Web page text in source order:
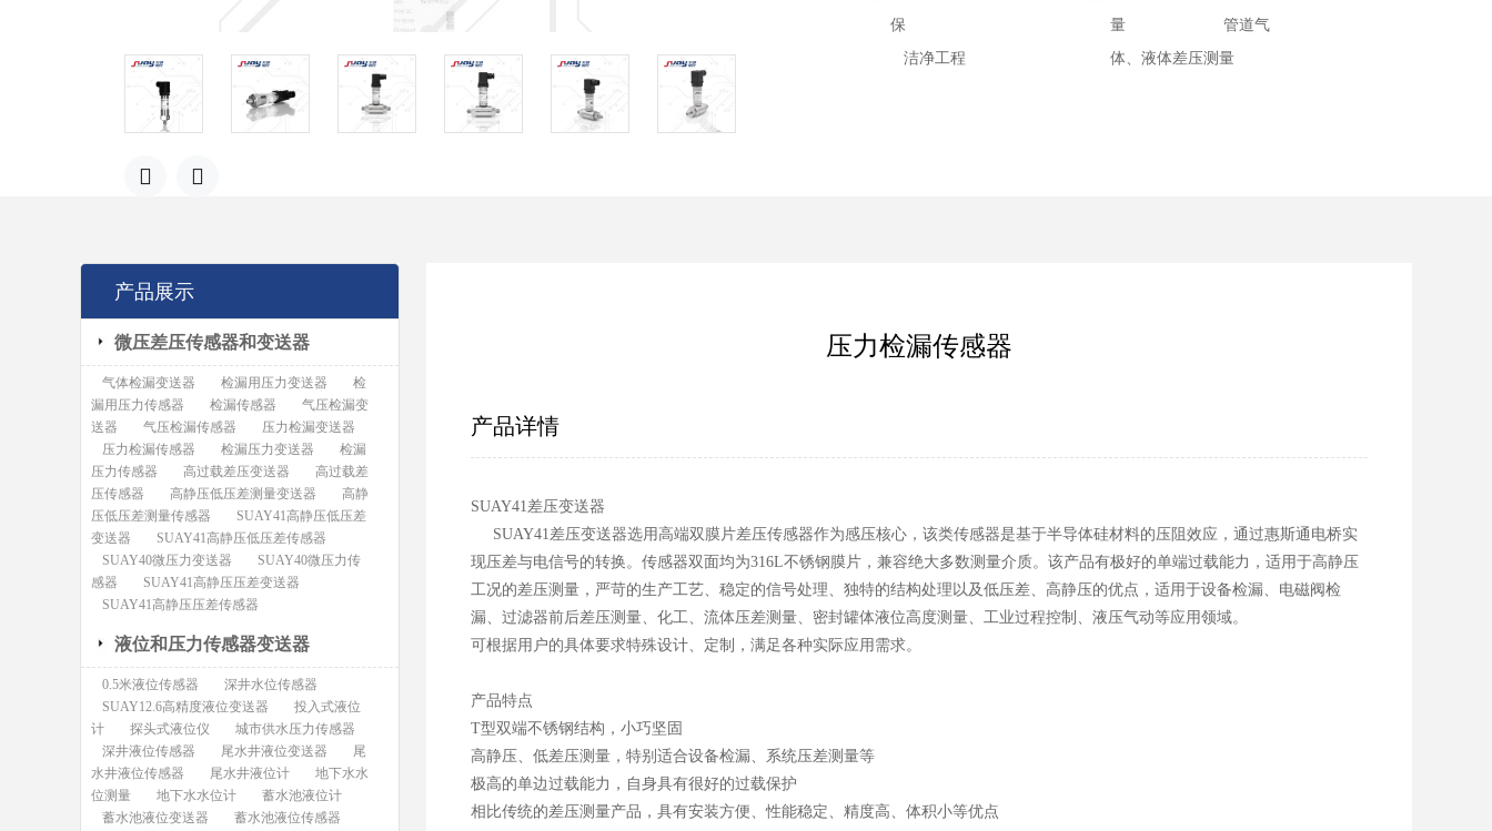
保
洁净工程
量 管道气
体、液体差压测量
压力检漏传感器
产品详情
SUAY41差压变送器
SUAY41差压变送器选用高端双膜片差压传感器作为感压核心，该类传感器是基于半导体硅材料的压阻效应，通过惠斯通电桥实
现压差与电信号的转换。传感器双面均为316L不锈钢膜片，兼容绝大多数测量介质。该产品有极好的单端过载能力，适用于高静压
工况的差压测量，严苛的生产工艺、稳定的信号处理、独特的结构处理以及低压差、高静压的优点，适用于设备检漏、电磁阀检
漏、过滤器前后差压测量、化工、流体压差测量、密封罐体液位高度测量、工业过程控制、液压气动等应用领域。
可根据用户的具体要求特殊设计、定制，满足各种实际应用需求。
产品特点
T型双端不锈钢结构，小巧坚固
高静压、低差压测量，特别适合设备检漏、系统压差测量等
极高的单边过载能力，自身具有很好的过载保护
相比传统的差压测量产品，具有安装方便、性能稳定、精度高、体积小等优点
产品展示
微压差压传感器和变送器
气体检漏变送器 检漏用压力变送器
检
漏用压力传感器
检漏传感器
气压检漏变
送器
气压检漏传感器
压力检漏变送器
压力检漏传感器
检漏压力变送器
检漏
压力传感器
高过载差压变送器
高过载差
压传感器
高静压低压差测量变送器
高静
压低压差测量传感器
SUAY41高静压低压差
变送器
SUAY41高静压低压差传感器
SUAY40微压力变送器
SUAY40微压力传
感器
SUAY41高静压压差变送器
SUAY41高静压压差传感器
液位和压力传感器变送器
0.5米液位传感器
深井水位传感器
SUAY12.6高精度液位变送器
投入式液位
计
探头式液位仪
城市供水压力传感器
深井液位传感器
尾水井液位变送器
尾
水井液位传感器
尾水井液位计
地下水水
位测量
地下水水位计
蓄水池液位计
蓄水池液位变送器
蓄水池液位传感器